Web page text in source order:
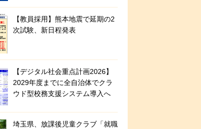
【教員採用】熊本地震で延期の2
次試験、新日程発表
【デジタル社会重点計画2026】
2029年度までに全自治体でクラ
ウド型校務支援システム導入へ
埼玉県、放課後児童クラブ「就職